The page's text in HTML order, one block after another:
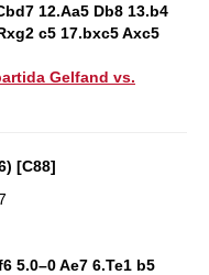
12.Aa5 Db8 13.b4
c5 17.bxc5 Axc5
Gelfand vs.
[C88]
5.0–0 Ae7 6.Te1 b5